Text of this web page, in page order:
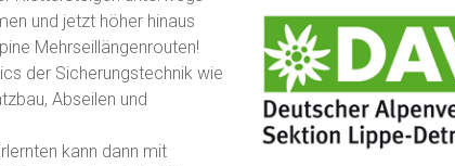
und jetzt höher hinaus
Mehrseillängenrouten!
der Sicherungstechnik wie
Abseilen und
kann dann mit